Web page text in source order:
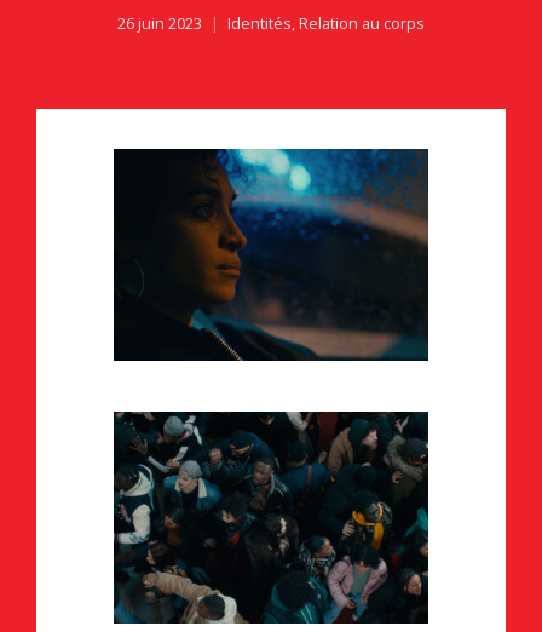
26 juin 2023 Identités,Relation au corps